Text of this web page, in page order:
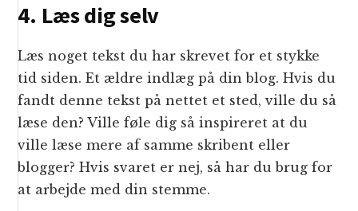
4. Læs dig selv
Læs noget tekst du har skrevet for et stykke
tid siden. Et ældre indlæg på din blog. Hvis du
fandt denne tekst på nettet et sted, ville du så
læse den? Ville føle dig så inspireret at du
ville læse mere af samme skribent eller
blogger? Hvis svaret er nej, så har du brug for
at arbejde med din stemme.